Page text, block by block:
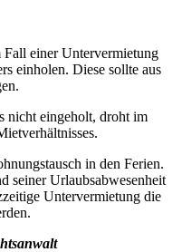
einer Untervermietung
einholen. Diese sollte aus
nicht eingeholt, droht im
in den Ferien.
seiner Urlaubsabwesenheit
Untervermietung die